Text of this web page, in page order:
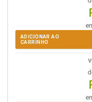
ADICIONAR AO
CARRINHO